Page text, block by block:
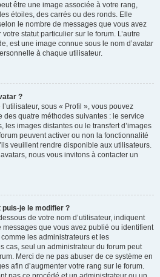
être une image associée à votre rang,
étoiles, des carrés ou des ronds. Elle
le nombre de messages que vous avez
statut particulier sur le forum. L’autre
est une image connue sous le nom d’avatar
à chaque utilisateur.
?
sous « Profil », vous pouvez
quatre méthodes suivantes : le service
les images distantes ou le transfert d’images
peuvent activer ou non la fonctionnalité
veuillent rendre disponible aux utilisateurs.
nous vous invitons à contacter un
je le modifier ?
de votre nom d’utilisateur, indiquent
que vous avez publié ou identifient
les administrateurs et les
cas, seul un administrateur du forum peut
Merci de ne pas abuser de ce système en
afin d’augmenter votre rang sur le forum.